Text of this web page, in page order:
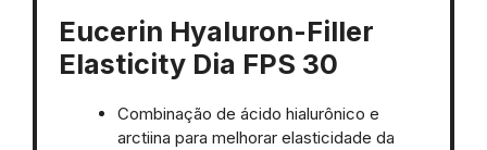
Eucerin Hyaluron-Filler
Elasticity Dia FPS 30
Combinação de ácido hialurônico e
arctiina para melhorar elasticidade da